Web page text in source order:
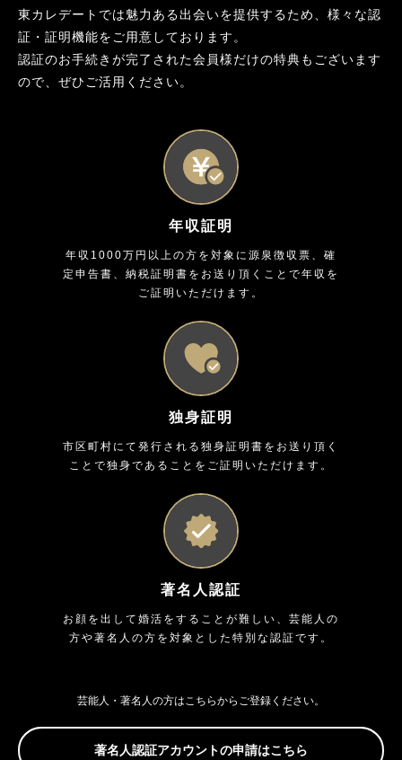
東カレデートでは魅力ある出会いを提供するため、様々な認
証・証明機能をご用意しております。
認証のお手続きが完了された会員様だけの特典もございます
ので、ぜひご活用ください。
年収証明
年収1000万円以上の方を対象に源泉徴収票、確
定申告書、納税証明書をお送り頂くことで年収を
ご証明いただけます。
独身証明
市区町村にて発行される独身証明書をお送り頂く
ことで独身であることをご証明いただけます。
著名人認証
お顔を出して婚活をすることが難しい、芸能人の
方や著名人の方を対象とした特別な認証です。
芸能人・著名人の方はこちらからご登録ください。
著名人認証アカウントの申請はこちら